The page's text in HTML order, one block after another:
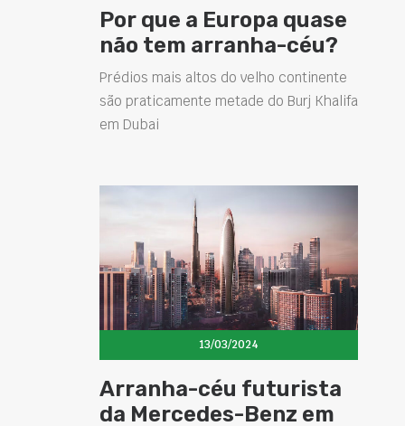
Por que a Europa quase
não tem arranha-céu?
Prédios mais altos do velho continente
são praticamente metade do Burj Khalifa
em Dubai
13/03/2024
Arranha-céu futurista
da Mercedes-Benz em